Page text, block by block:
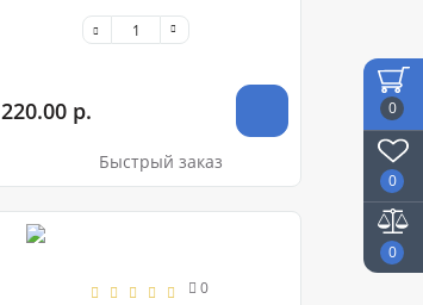
0
0
0
220.00 р.
Быстрый заказ
0